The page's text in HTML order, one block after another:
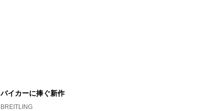
バイカーに捧ぐ新作
BREITLING